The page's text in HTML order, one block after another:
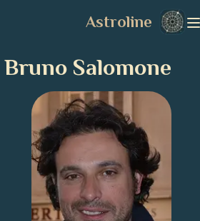
Astroline
Bruno Salomone